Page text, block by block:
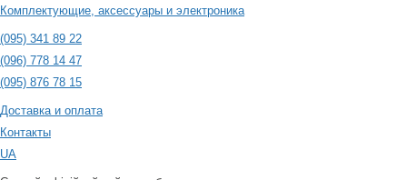
Комплектующие, аксессуары и электроника
(095) 341 89 22
(096) 778 14 47
(095) 876 78 15
Доставка и оплата
Контакты
UA